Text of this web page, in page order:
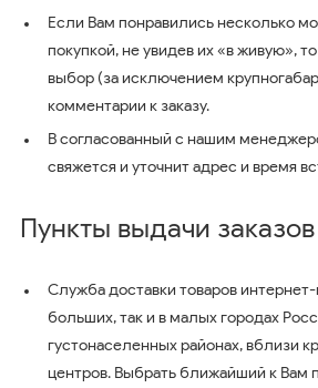
Если Вам понравились несколько
покупкой, не увидев их «в живую»,
выбор (за исключением
комментарии к заказу.
В согласованный с нашим
свяжется и уточнит адрес и время
Пункты выдачи
Служба доставки товаров
больших, так и в малых городах
густонаселенных районах, вблизи
центров. Выбрать ближайший к Вам